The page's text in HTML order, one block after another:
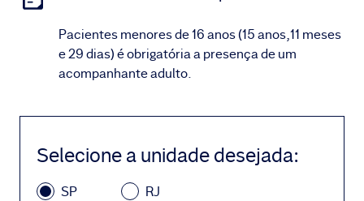
Pacientes menores de 16 anos (15 anos,11 meses
e 29 dias) é obrigatória a presença de um
acompanhante adulto.
Selecione a unidade desejada:
SP RJ